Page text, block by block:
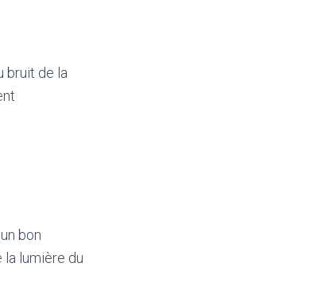
bruit de la
bon
la lumière du